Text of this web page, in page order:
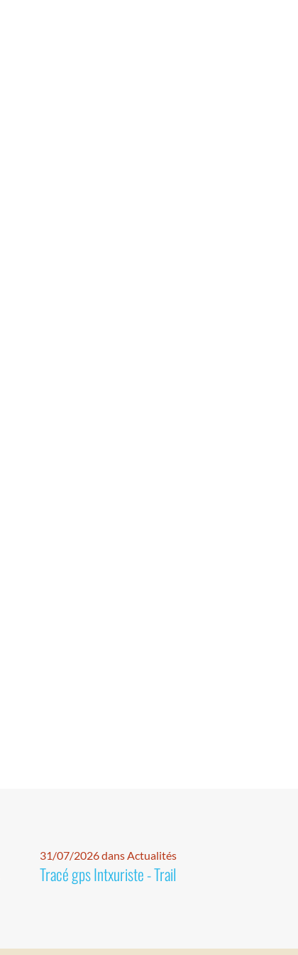
31/07/2026 dans Actualités
Tracé gps Intxuriste - Trail